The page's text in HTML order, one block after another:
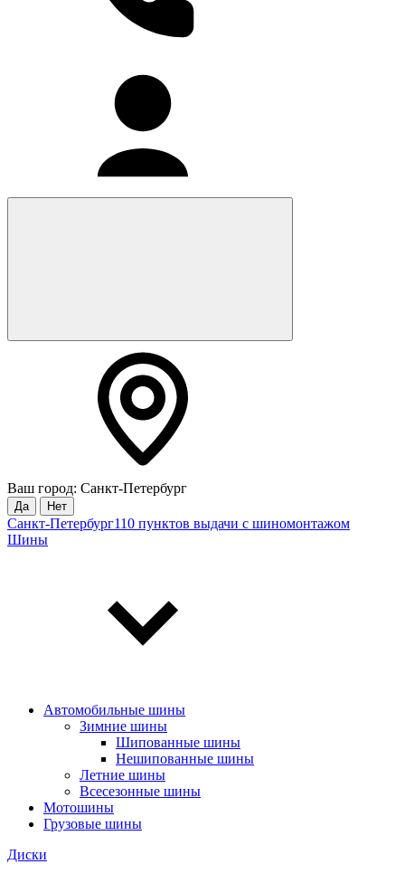
Ваш город: Санкт-Петербург
Да Нет
Санкт-Петербург110 пунктов выдачи с шиномонтажом
Шины
Автомобильные шины
Зимние шины
Шипованные шины
Нешипованные шины
Летние шины
Всесезонные шины
Мотошины
Грузовые шины
Диски